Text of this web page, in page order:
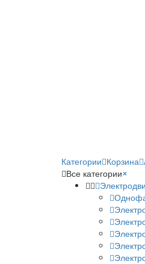
Категории Корзина
Все категории×